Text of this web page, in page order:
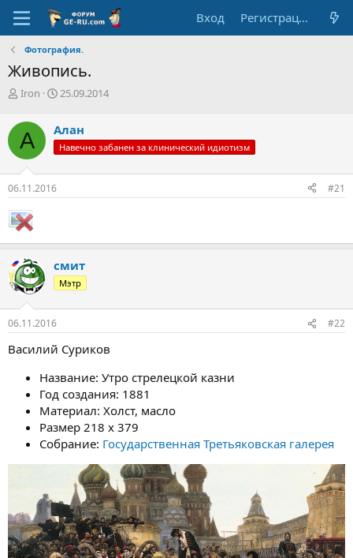
Вход Регистрация
Фотография.
Живопись.
А
т
о
р
т
е
м
Iron
Д
а
н
ч
25.09.2014
А Алан
Навечно забанен за клинический идиотизм
06.11.2016 #21
смит
Мэтр
06.11.2016 #22
Василий Суриков
Название: Утро стрелецкой казни
Год создания: 1881
Материал: Холст, масло
Размер 218 x 379
Собрание: Государственная Третьяковская галерея